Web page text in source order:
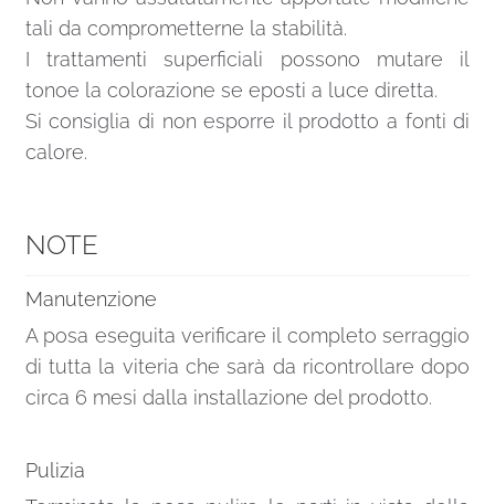
tali da comprometterne la stabilità.
I trattamenti superficiali possono mutare il
tonoe la colorazione se eposti a luce diretta.
Si consiglia di non esporre il prodotto a fonti di
calore.
NOTE
Manutenzione
A posa eseguita verificare il completo serraggio
di tutta la viteria che sarà da ricontrollare dopo
circa 6 mesi dalla installazione del prodotto.
Pulizia